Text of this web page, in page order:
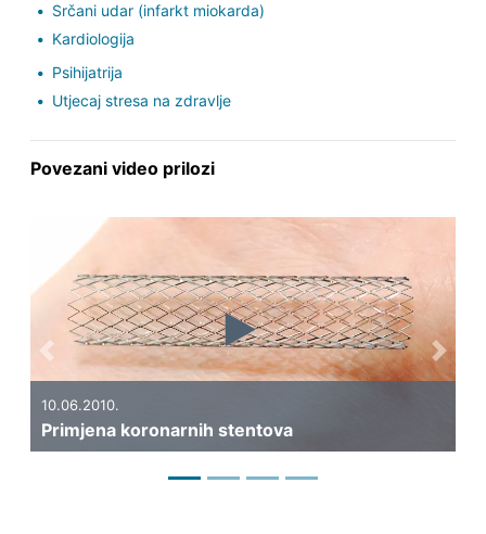
Srčani udar (infarkt miokarda)
Kardiologija
Psihijatrija
Utjecaj stresa na zdravlje
Povezani video prilozi
10.06.2010.
Primjena koronarnih stentova
Previous Next